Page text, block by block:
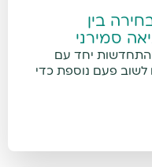
בין
סמירני
והתחדשות יחד עם
לשוב פעם נוספת כדי